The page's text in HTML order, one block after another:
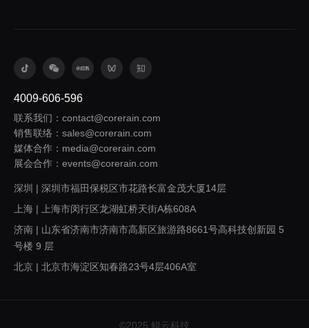
4009-606-596
联系我们：contact@corerain.com
销售联络：sales@corerain.com
媒体合作：media@corerain.com
展会合作：events@corerain.com
深圳 | 深圳市福田保税区市花路长富金茂大厦14层
上海 | 上海市闵行区龙湖虹桥天街A栋608A
济南 | 山东省济南市济南市高新区旅游路8661号高科技创新园 5
号楼 9 层
北京 | 北京市海淀区知春路23号4层406A室
广州 | 广东省广州市番禺区桥兴大道403号中兴大厦317
©2025 鲲云科技